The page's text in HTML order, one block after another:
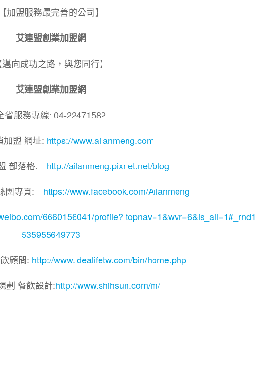
【加盟服務最完善的公司】
艾連盟創業加盟網
【邁向成功之路，與您同行】
艾連盟創業加盟網
省服務專線: 04-22471582
加盟 網址: https://www.ailanmeng.com
部落格: http://ailanmeng.pixnet.net/blog
團專頁: https://www.facebook.com/Ailanmeng
6660156041/profile? topnav=1&wvr=6&is_all=1#_rnd1
535955649773
顧問: http://www.idealifetw.com/bin/home.php
劃 餐飲設計:http://www.shihsun.com/m/